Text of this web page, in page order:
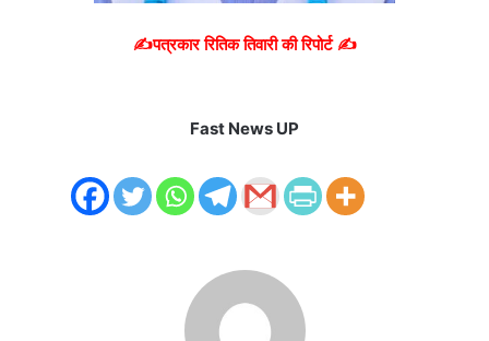
✍️पत्रकार रितिक तिवारी की रिपोर्ट ✍️
Fast News UP